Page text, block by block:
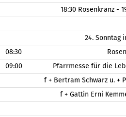
18:30 Rosenkranz -
24. Sonntag
08:30
09:00
Pfarrmesse für die
f + Bertram Schwarz u. +
f + Gattin Erni